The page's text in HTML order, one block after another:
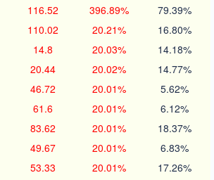
116.52 396.89% 79.39%
110.02 20.21% 16.80%
14.8 20.03% 14.18%
20.44 20.02% 14.77%
46.72 20.01% 5.62%
61.6 20.01% 6.12%
83.62 20.01% 18.37%
49.67 20.01% 6.83%
53.33 20.01% 17.26%